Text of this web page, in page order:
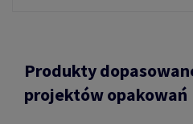
Produkty
projektów opakowań